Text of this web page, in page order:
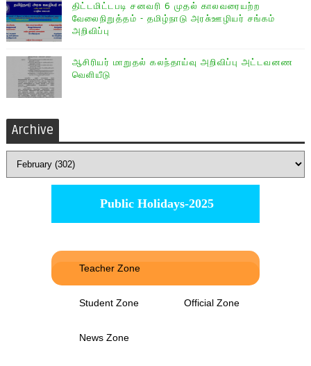
திட்டமிட்டபடி சனவரி 6 முதல் காலவரையற்ற
வேலைநிறுத்தம் - தமிழ்நாடு அரசு்ஊழியர் சங்கம்
அறிவிப்பு
ஆசிரியர் மாறுதல் கலந்தாய்வு அறிவிப்பு அட்டவனண
வெளியீடு
Archive
Public Holidays-2025
Teacher Zone
Student Zone Official Zone
News Zone